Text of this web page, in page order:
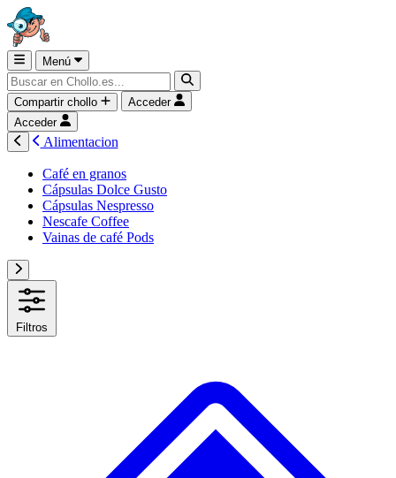
Menú
Compartir chollo
Acceder
Acceder
Alimentacion
Café en granos
Cápsulas Dolce Gusto
Cápsulas Nespresso
Nescafe Coffee
Vainas de café Pods
Filtros